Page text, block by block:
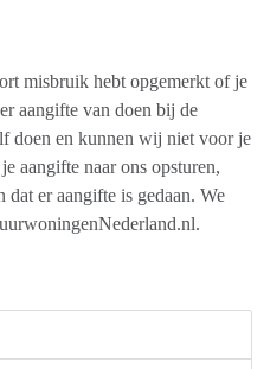
misbruik hebt opgemerkt of je
aangifte van doen bij de
doen en kunnen wij niet voor je
aangifte naar ons opsturen,
er aangifte is gedaan. We